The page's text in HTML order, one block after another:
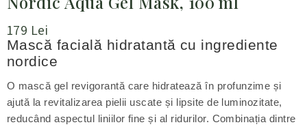
179 Lei
Mască facială hidratantă cu ingrediente
nordice
O mască gel revigorantă care hidratează în profunzime și
ajută la revitalizarea pielii uscate și lipsite de luminozitate,
reducând aspectul liniilor fine și al ridurilor. Combinația dintre